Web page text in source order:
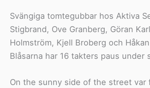
Svängiga tomtegubbar hos Aktiva
Stigbrand, Ove Granberg, Göran
Holmström, Kjell Broberg och
Blåsarna har 16 takters paus under
On the sunny side of the street var